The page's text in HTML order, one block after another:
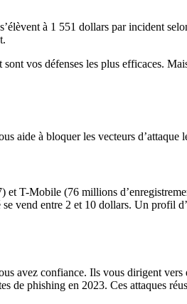
à 1 551 dollars par incident
vos défenses les plus efficaces.
aide à bloquer les vecteurs d’attaque
T-Mobile (76 millions
vend entre 2 et 10 dollars. Un profil
avez confiance. Ils vous dirigent
phishing en 2023. Ces attaques